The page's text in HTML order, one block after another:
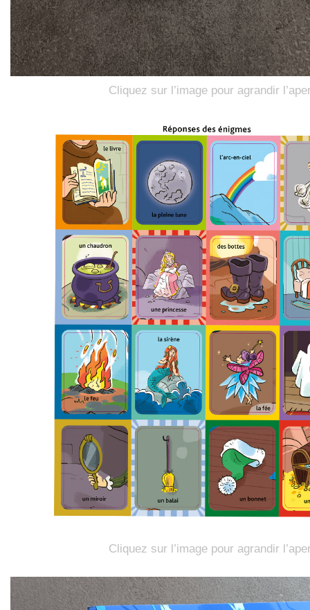
Cliquez sur l’image pour agrandir
Cliquez sur l’image pour agrandir